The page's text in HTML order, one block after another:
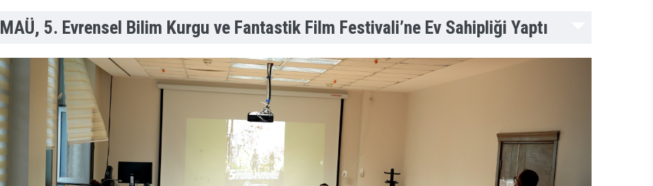
MAÜ, 5. Evrensel Bilim Kurgu ve Fantastik Film Festivali’ne Ev Sahipliği Yaptı